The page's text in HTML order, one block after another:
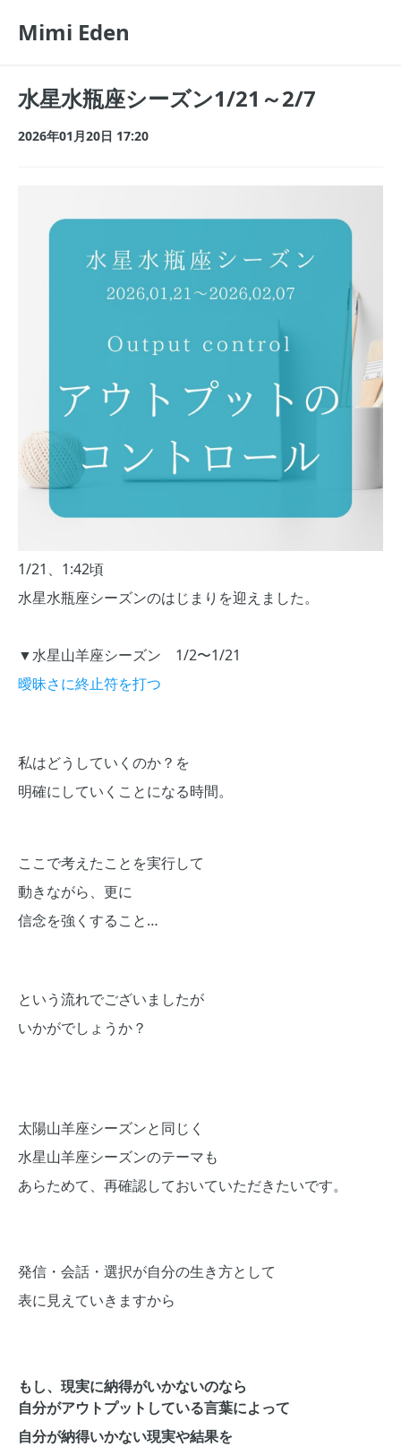
Mimi Eden
水星水瓶座シーズン1/21～2/7
2026年01月20日 17:20
1/21、1:42頃
水星水瓶座シーズンのはじまりを迎えました。
▼水星山羊座シーズン 1/2〜1/21
曖昧さに終止符を打つ
私はどうしていくのか？を
明確にしていくことになる時間。
ここで考えたことを実行して
動きながら、更に
信念を強くすること…
という流れでございましたが
いかがでしょうか？
太陽山羊座シーズンと同じく
水星山羊座シーズンのテーマも
あらためて、再確認しておいていただきたいです。
発信・会話・選択が自分の生き方として
表に見えていきますから
もし、現実に納得がいかないのなら
自分がアウトプットしている言葉によって
自分が納得いかない現実や結果を